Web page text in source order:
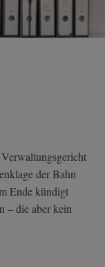
der Bahn
Ende kündigt
– die aber kein